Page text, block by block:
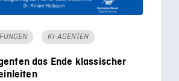
KI-AGENTEN
das Ende klassischer